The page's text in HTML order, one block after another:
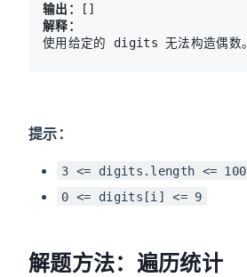
输出：
解释：
提示：
3 <= digits.length <= 100
0 <= digits[i] <= 9
解题方法：遍历统计